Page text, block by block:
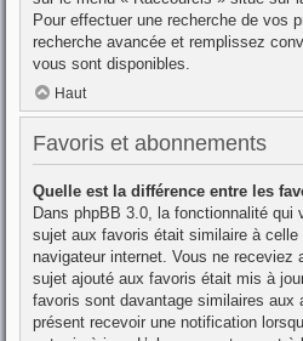
Pour effectuer une recherche de vos
recherche avancée et remplissez
vous sont disponibles.
Haut
Favoris et abonnements
Quelle est la différence entre les
Dans phpBB 3.0, la fonctionnalité qui
sujet aux favoris était similaire à celle
navigateur internet. Vous ne receviez
sujet ajouté aux favoris était mis à
favoris sont davantage similaires aux
présent recevoir une notification